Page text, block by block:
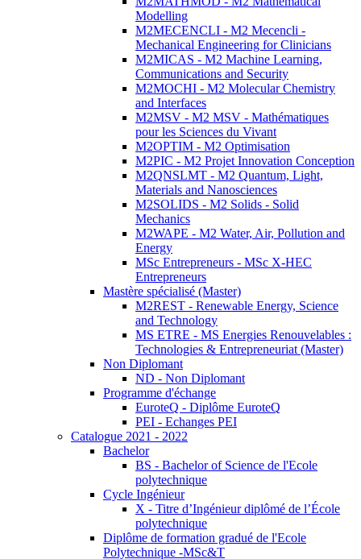
Modelling
M2MECENCLI - M2 Mecencli -
Mechanical Engineering for Clinicians
M2MICAS - M2 Machine Learning,
Communications and Security
M2MOCHI - M2 Molecular Chemistry
and Interfaces
M2MSV - M2 MSV - Mathématiques
pour les Sciences du Vivant
M2OPTIM - M2 Optimisation
M2PIC - M2 Projet Innovation Conception
M2QNSLMT - M2 Quantum, Light,
Materials and Nanosciences
M2SOLIDS - M2 Solids - Solid
Mechanics
M2WAPE - M2 Water, Air, Pollution and
Energy
MSc Entrepreneurs - MSc X-HEC
Entrepreneurs
Mastère spécialisé (Master)
M2REST - Renewable Energy, Science
and Technology
MS ETRE - MS Energies Renouvelables :
Technologies & Entrepreneuriat (Master)
Non Diplomant
ND - Non Diplomant
Programme d'échange
EuroteQ - Diplôme EuroteQ
PEI - Echanges PEI
Catalogue 2021 - 2022
Bachelor
BS - Bachelor of Science de l'Ecole
polytechnique
Cycle Ingénieur
X - Titre d’Ingénieur diplômé de l’École
polytechnique
Diplôme de formation gradué de l'Ecole
Polytechnique -MSc&T